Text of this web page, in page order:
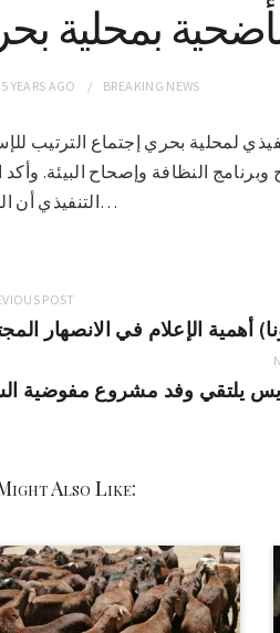
بمحلية
5 YEARS AGO BREAKING NEWS
التنفيذي لمحلية بحري إجتماع الترتيب
النظافة وإصحاح البيئة. وأكد
التنفيذي أن المحلية…
POST
أهمية الإعلام في الانصهار
يلتقي وفد مشروع مفوضية
Also Like: